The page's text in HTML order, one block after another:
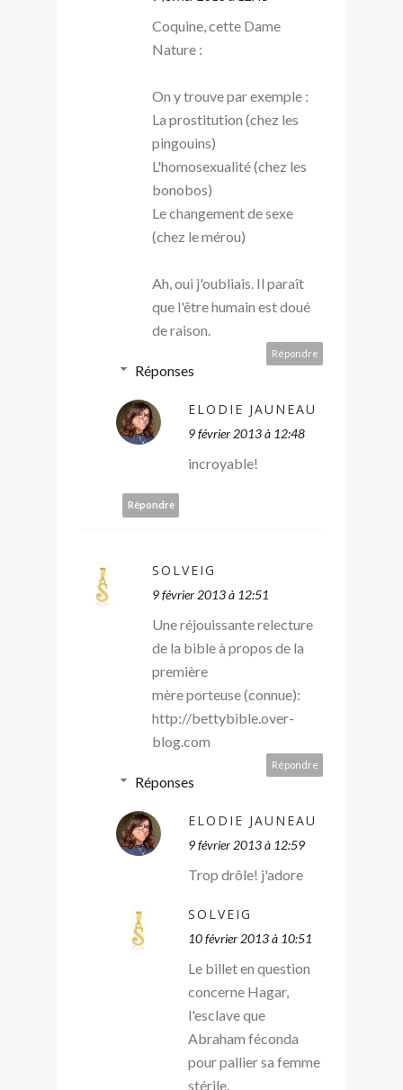
Coquine, cette Dame
Nature :
On y trouve par exemple :
La prostitution (chez les
pingouins)
L'homosexualité (chez les
bonobos)
Le changement de sexe
(chez le mérou)
Ah, oui j'oubliais. Il paraît
que l'être humain est doué
de raison.
Répondre
Réponses
ELODIE JAUNEAU
9 février 2013 à 12:48
incroyable!
Répondre
SOLVEIG
9 février 2013 à 12:51
Une réjouissante relecture
de la bible à propos de la
première
mère porteuse (connue):
http://bettybible.over-
blog.com
Répondre
Réponses
ELODIE JAUNEAU
9 février 2013 à 12:59
Trop drôle! j'adore
SOLVEIG
10 février 2013 à 10:51
Le billet en question
concerne Hagar,
l'esclave que
Abraham féconda
pour pallier sa femme
stérile.